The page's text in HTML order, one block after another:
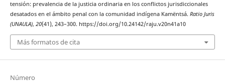
tensión: prevalencia de la justicia ordinaria en los conflictos jurisdiccionales
desatados en el ámbito penal con la comunidad indígena Kamëntsá. Ratio Juris
(UNAULA), 20(41), 243–300. https://doi.org/10.24142/raju.v20n41a10
Más formatos de cita
Número